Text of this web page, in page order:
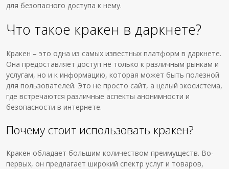
для безопасного доступа к нему.
Что такое кракен в даркнете?
Кракен – это одна из самых известных платформ в даркнете.
Она предоставляет доступ не только к различным рынкам и
услугам, но и к информацию, которая может быть полезной
для пользователей. Это не просто сайт, а целый экосистема,
где встречаются различные аспекты анонимности и
безопасности в интернете.
Почему стоит использовать кракен?
Кракен обладает большим количеством преимуществ. Во-
первых, он предлагает широкий спектр услуг и товаров,